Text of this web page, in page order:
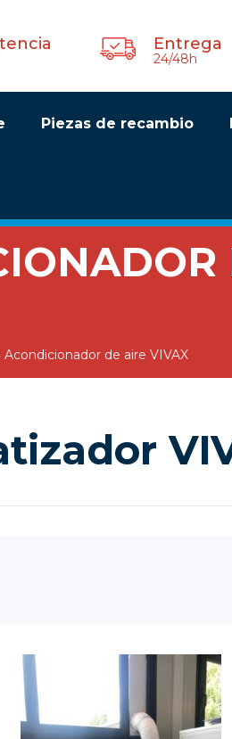
Entrega
24/48h
Piezas de recambio
de aire VIVAX